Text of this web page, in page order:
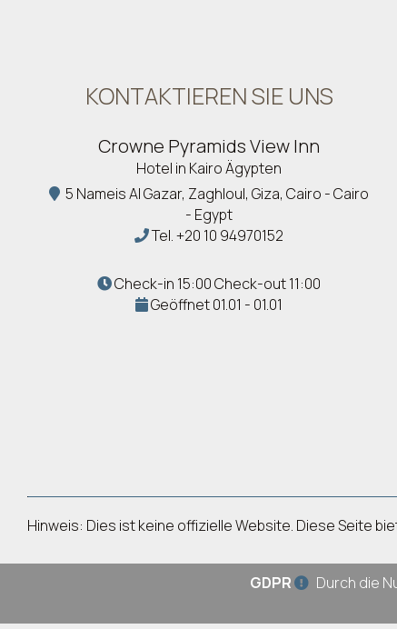
KONTAKTIEREN SIE UNS
Crowne Pyramids View Inn
Hotel in Kairo Ägypten
5 Nameis Al Gazar, Zaghloul, Giza, Cairo - Cairo
- Egypt
Tel.+20 10 94970152
Check-in 15:00 Check-out 11:00
Geöffnet 01.01 - 01.01
Hinweis: Dies ist keine offizielle Website. Diese Seite
GDPR Durch die